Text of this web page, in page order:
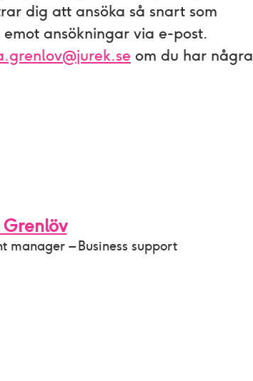
dig att ansöka så snart som
ansökningar via e-post.
om du har några
manager – Business support